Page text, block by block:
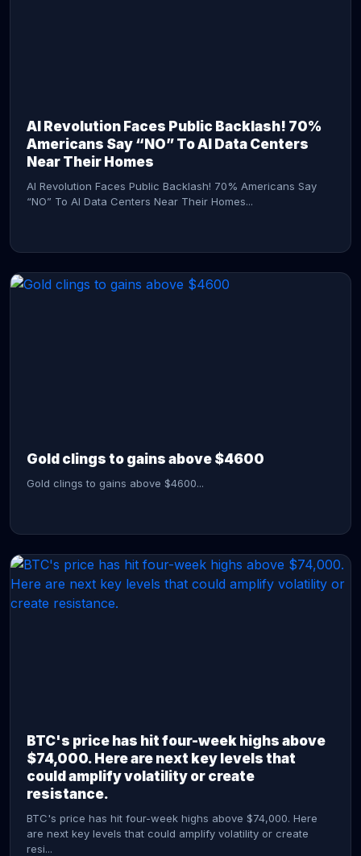
AI Revolution Faces Public Backlash! 70%
Americans Say “NO” To AI Data Centers
Near Their Homes
AI Revolution Faces Public Backlash! 70% Americans Say
“NO” To AI Data Centers Near Their Homes...
Gold clings to gains above $4600
Gold clings to gains above $4600...
BTC's price has hit four-week highs above
$74,000. Here are next key levels that
could amplify volatility or create
resistance.
BTC's price has hit four-week highs above $74,000. Here
are next key levels that could amplify volatility or create
resi...